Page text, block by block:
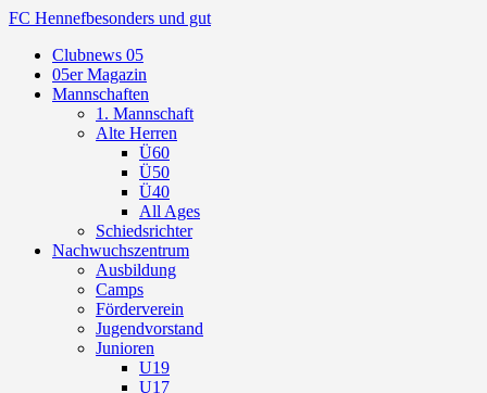
FC Hennefbesonders und gut
Clubnews 05
05er Magazin
Mannschaften
1. Mannschaft
Alte Herren
Ü60
Ü50
Ü40
All Ages
Schiedsrichter
Nachwuchszentrum
Ausbildung
Camps
Förderverein
Jugendvorstand
Junioren
U19
U17